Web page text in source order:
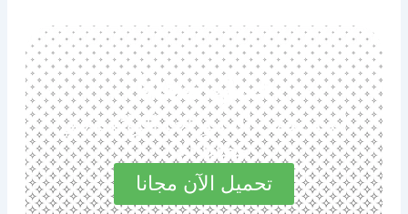
حمل مجانا
استكشف المميزات الرائعة في
مجاناً الآن
تحميل الآن مجانا